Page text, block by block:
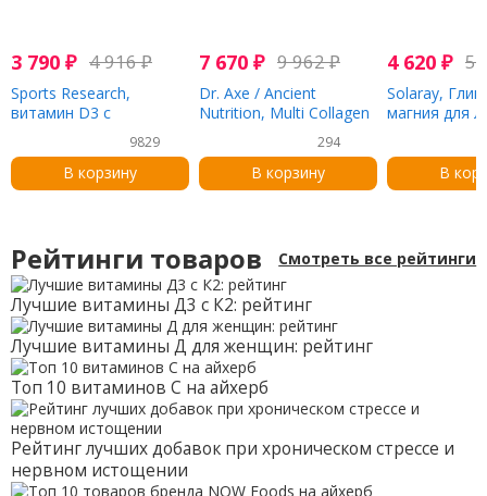
3 790 ₽ 4 916₽
Sports Research,
витамин D3 с
мкг (5000 МЕ), 360
мягких таблеток
9829
В корзину
7 670 ₽ 9 962₽
Dr. Axe / Ancient
Nutrition, Multi Collagen
Lemonade, 1.18 lbs
(535.5 g)
294
В корзину
4 620 ₽ 5
Solaray,
магния для
В
Рейтинги товаров Смотреть все рейтинги
Лучшие витамины Д3 с К2: рейтинг
Лучшие витамины Д для женщин: рейтинг
Топ 10 витаминов С на айхерб
Рейтинг лучших добавок при хроническом стрессе и
нервном истощении